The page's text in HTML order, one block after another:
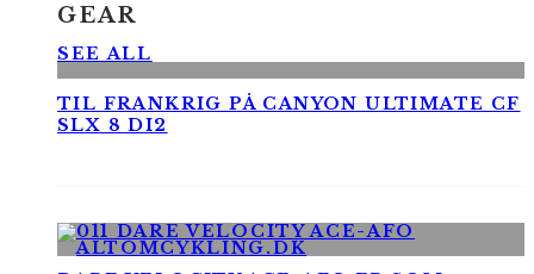
GEAR
SEE ALL
TIL FRANKRIG PÅ CANYON ULTIMATE CF
SLX 8 DI2